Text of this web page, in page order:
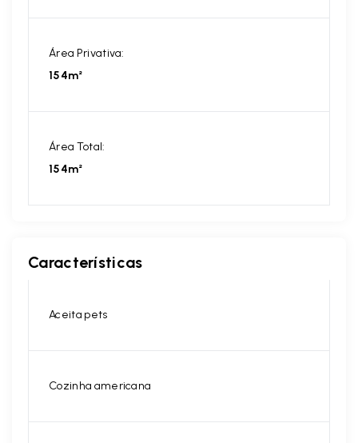
Área Privativa:
154m²
Área Total:
154m²
Características
Aceita pets
Cozinha americana